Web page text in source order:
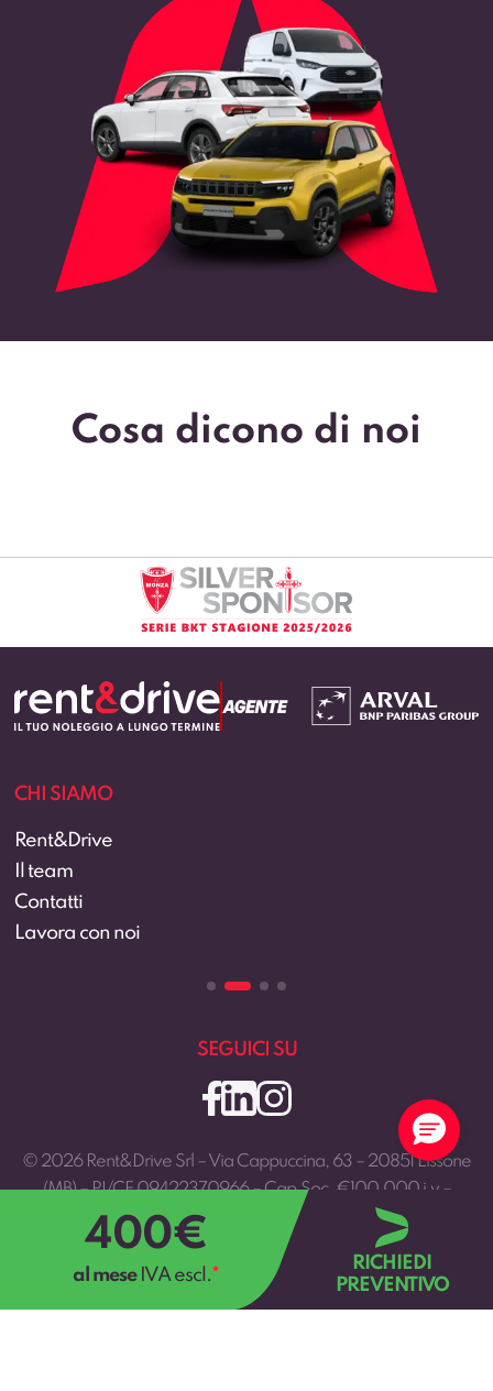
400€
al mese IVA escl.*
RICHIEDI
PREVENTIVO
Cosa dicono di noi
CHI SIAMO
Rent&Drive
Il team
Contatti
Lavora con noi
SEGUICI SU
© 2026 Rent&Drive Srl – Via Cappuccina, 63 – 20851 Lissone
(MB) – PI/CF 09422370966 – Cap.Soc. €100.000 i.v –
rentedrive@pec.rentedrive.it
Preferenze Cookie